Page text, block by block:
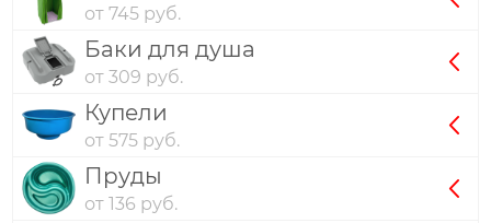
от 745 руб.
Баки для душа
от 309 руб.
Купели
от 575 руб.
Пруды
от 136 руб.